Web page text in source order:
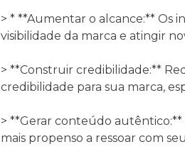
> * **Aumentar o alcance:**
visibilidade da marca e atingir
> **Construir credibilidade:**
credibilidade para sua marca,
> **Gerar conteúdo
mais propenso a ressoar com